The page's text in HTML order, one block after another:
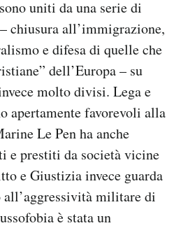
uniti da una serie di
chiusura all’immigrazione,
e difesa di quelle che
dell’Europa – su
molto divisi. Lega e
apertamente favorevoli alla
Le Pen ha anche
e prestiti da società vicine
e Giustizia invece guarda
all’aggressività militare di
è stata un